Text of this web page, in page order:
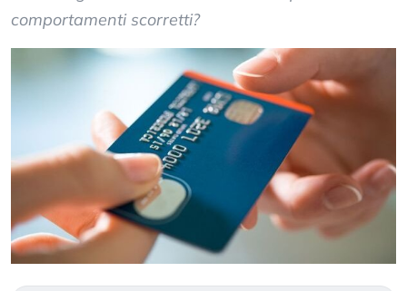
comportamenti scorretti?